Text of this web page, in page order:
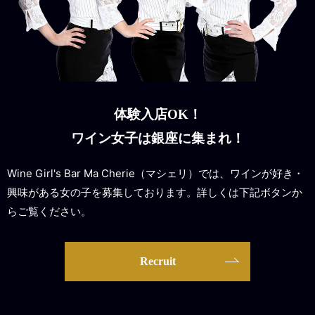
体験入店OK！
ワイン女子は銀座に集まれ！
Wine Girl's Bar Ma Cherie（マシェリ）では、ワインが好き・
興味がある女の子を募集しております。詳しくは下記ボタンか
らご覧ください。
Recruit